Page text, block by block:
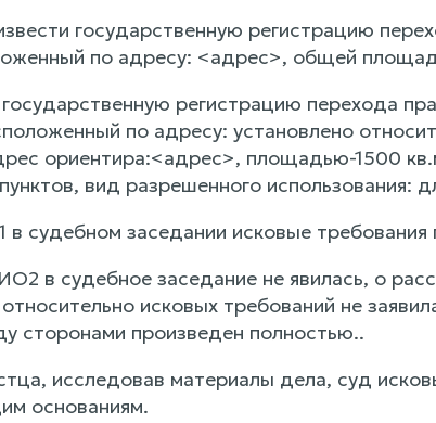
государственную регистрацию
по адресу: <адрес>, общей
регистрацию перехода
по адресу: установлено
ориентира:<адрес>, площадью-1500
вид разрешенного использования:
судебном заседании исковые
в судебное заседание не явилась, о
исковых требований не
сторонами произведен полностью..
исследовав материалы дела, суд
основаниям.